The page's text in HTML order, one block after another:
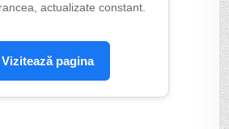
actualizate constant.
Vizitează pagina